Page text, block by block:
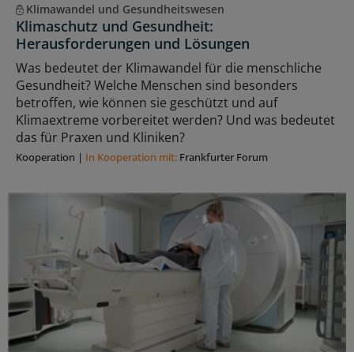
Klimawandel und Gesundheitswesen
Klimaschutz und Gesundheit:
Herausforderungen und Lösungen
Was bedeutet der Klimawandel für die menschliche
Gesundheit? Welche Menschen sind besonders
betroffen, wie können sie geschützt und auf
Klimaextreme vorbereitet werden? Und was bedeutet
das für Praxen und Kliniken?
Kooperation | In Kooperation mit: Frankfurter Forum